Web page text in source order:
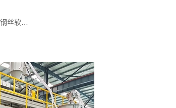
丝软…